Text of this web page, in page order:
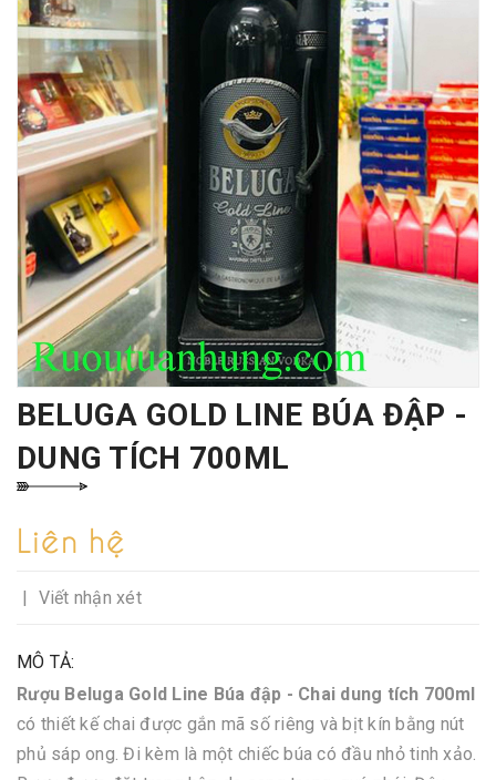
BELUGA GOLD LINE BÚA ĐẬP -
DUNG TÍCH 700ML
Liên hệ
| Viết nhận xét
MÔ TẢ:
Rượu Beluga Gold Line Búa đập - Chai dung tích 700ml
có thiết kế chai được gắn mã số riêng và bịt kín bằng nút
phủ sáp ong. Đi kèm là một chiếc búa có đầu nhỏ tinh xảo.